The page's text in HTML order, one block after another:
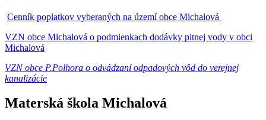
Cenník poplatkov vyberaných na území obce Michalová
VZN obce Michalová o podmienkach dodávky pitnej vody v obci
Michalová
VZN obce P.Polhora o odvádzaní odpadových vôd do verejnej
kanalizácie
Materská škola Michalová